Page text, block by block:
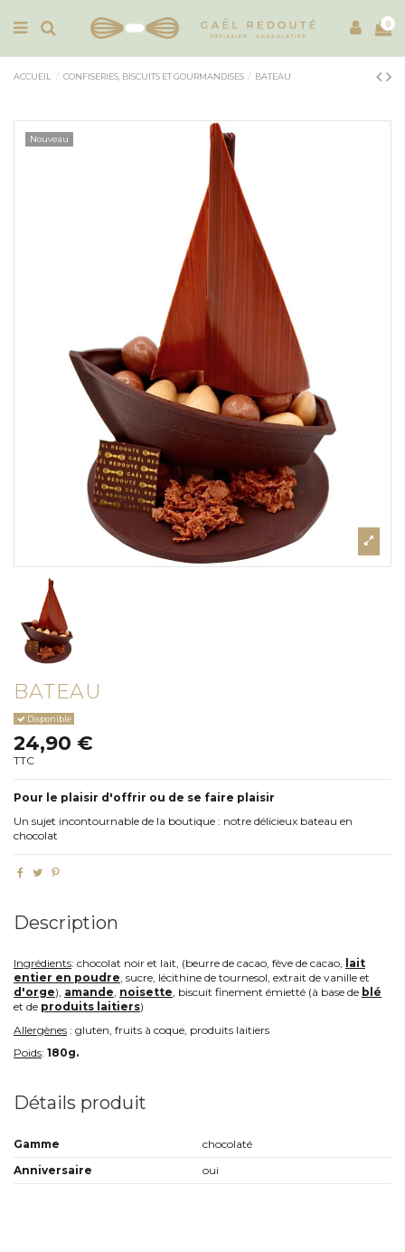
0
ACCUEIL CONFISERIES, BISCUITS ET GOURMANDISES BATEAU
Nouveau
BATEAU
Disponible
24,90 €
TTC
Pour le plaisir d'offrir ou de se faire plaisir
Un sujet incontournable de la boutique : notre délicieux bateau en
chocolat
Description
Ingrédients: chocolat noir et lait, (beurre de cacao, fève de cacao, lait
entier en poudre, sucre, lécithine de tournesol, extrait de vanille et
d'orge), amande, noisette, biscuit finement émietté (à base de blé
et de produits laitiers)
Allergènes : gluten, fruits à coque, produits laitiers
Poids: 180g.
Détails produit
Gamme
chocolaté
Anniversaire
oui